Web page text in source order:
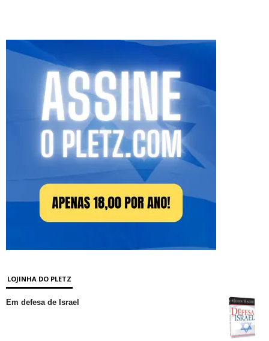
LOJINHA DO PLETZ
Em defesa de Israel